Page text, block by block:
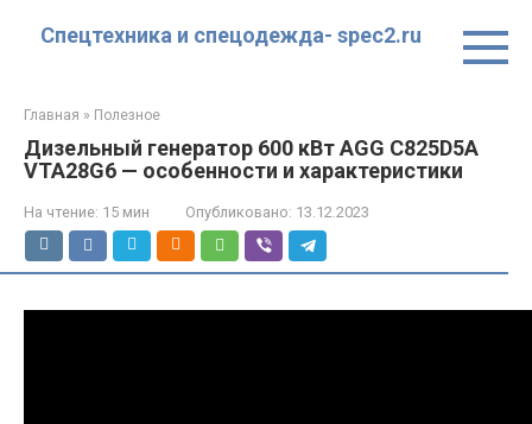
Спецтехника и спецодежда- spec2.ru
Главная » Полезное
Дизельный генератор 600 кВт AGG C825D5A
VTA28G6 — особенности и характеристики
На чтение: 15 мин Опубликовано: 13.12.2023